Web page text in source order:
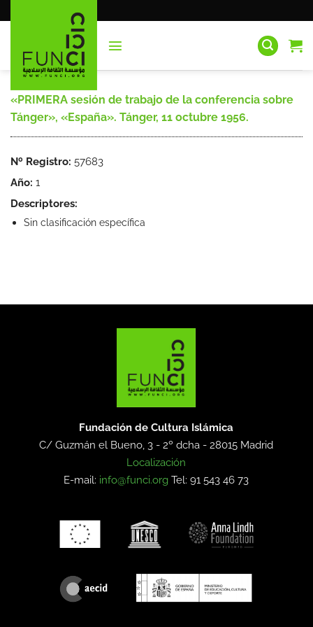
al
«PRIMERA sesión de trabajo de la conferencia sobre
Tánger», «España». Tánger, 11 octubre 1956.
Nº Registro: 57683
Año: 1
Descriptores:
Sin clasificación específica
Fundación de Cultura Islámica
C/ Guzmán el Bueno, 3 - 2º dcha -28015 Madrid
Localización
E-mail: info@funci.org Tel: 91 543 46 73